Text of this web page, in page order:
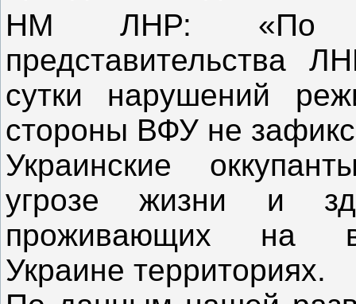
НМ ЛНР: «По
представительства
сутки нарушений
стороны ВФУ не
Украинские
угрозе жизни и
проживающих на
Украине территориях.